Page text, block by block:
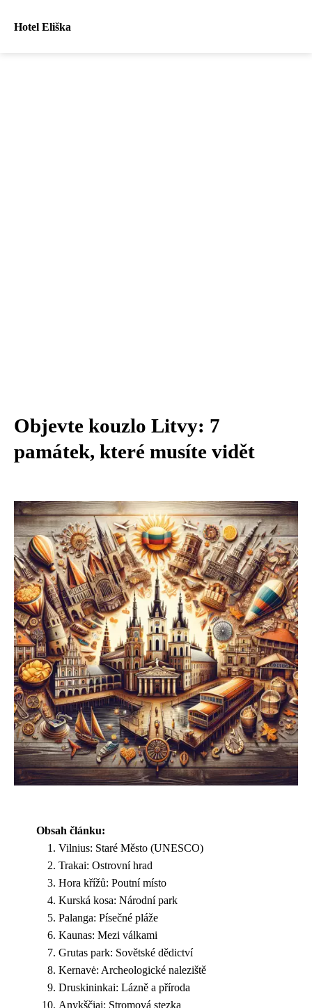
Hotel Eliška
Objevte kouzlo Litvy: 7
památek, které musíte vidět
Obsah článku:
Vilnius: Staré Město (UNESCO)
Trakai: Ostrovní hrad
Hora křížů: Poutní místo
Kurská kosa: Národní park
Palanga: Písečné pláže
Kaunas: Mezi válkami
Grutas park: Sovětské dědictví
Kernavė: Archeologické naleziště
Druskininkai: Lázně a příroda
Anykščiai: Stromová stezka